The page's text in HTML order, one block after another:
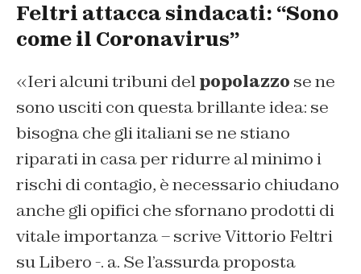
Feltri attacca sindacati: “Sono
come il Coronavirus”
«Ieri alcuni tribuni delpopolazzo se ne
sono usciti con questa brillante idea: se
bisogna che gli italiani se ne stiano
riparati in casa per ridurre al minimo i
rischi di contagio, è necessario chiudano
anche gli opifici che sfornano prodotti di
vitale importanza – scrive Vittorio Feltri
suLibero-. a. Se l’assurda proposta